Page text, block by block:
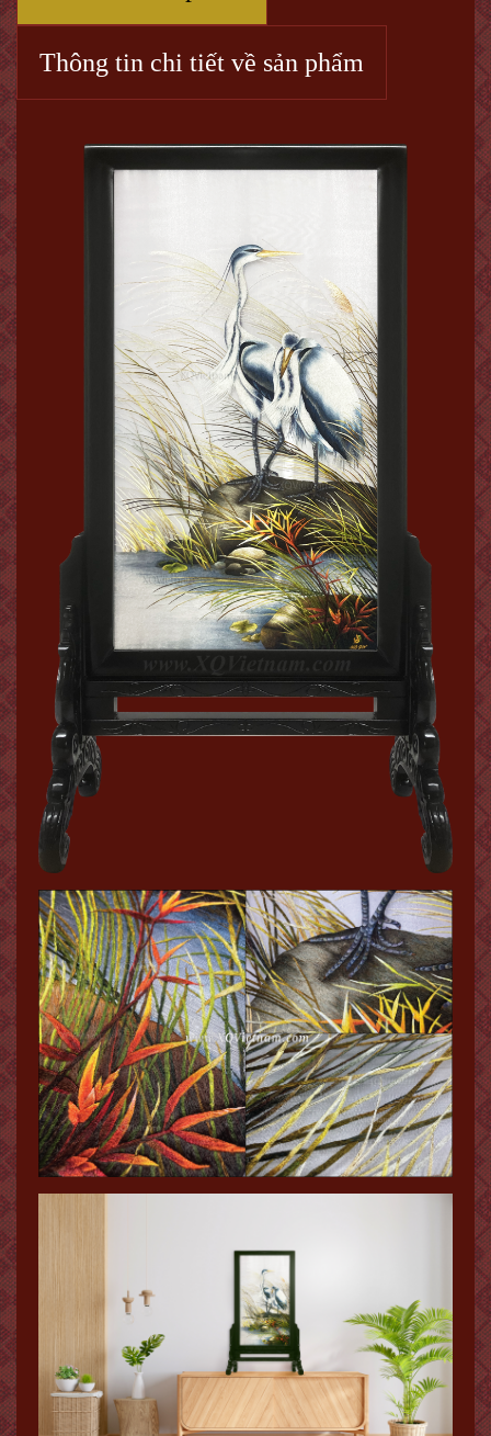
Thông tin chi tiết về sản phẩm